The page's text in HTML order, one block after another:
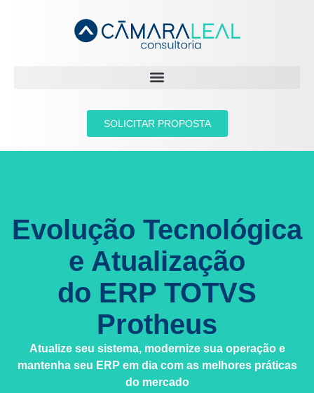
SOLICITAR PROPOSTA
Evolução Tecnológica
e Atualização
do ERP TOTVS
Protheus
Atualize seu sistema, modernize sua operação e
mantenha seu ERP em dia com as melhores práticas
do mercado